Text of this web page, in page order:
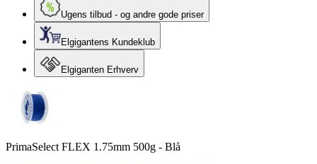
Ugens tilbud - og andre gode priser
Elgigantens Kundeklub
Elgiganten Erhverv
PrimaSelect FLEX 1.75mm 500g - Blå